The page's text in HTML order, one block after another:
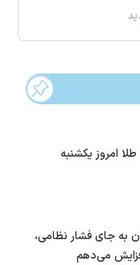
امروز یکشنبه
به جای فشار نظامی،
می‌دهم